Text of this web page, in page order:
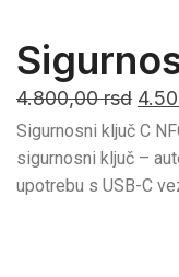
4.800,00rsd
Sigurnosni ključ C
sigurnosni ključ –
upotrebu s USB-C